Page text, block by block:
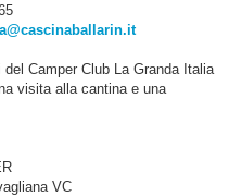
Camper Club La Granda Italia
visita alla cantina e una
VC